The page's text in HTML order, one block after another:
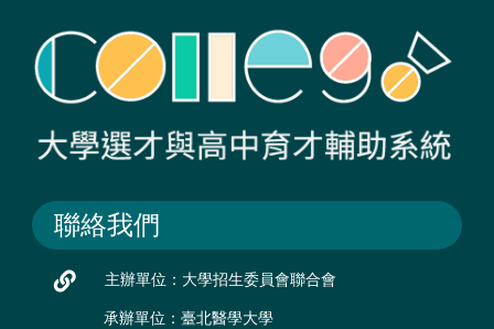
聯絡我們
主辦單位：大學招生委員會聯合會
承辦單位：臺北醫學大學